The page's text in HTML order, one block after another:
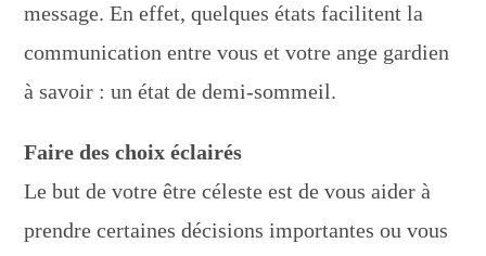
message. En effet, quelques états facilitent la
communication entre vous et votre ange gardien
à savoir : un état de demi-sommeil.
Faire des choix éclairés
Le but de votre être céleste est de vous aider à
prendre certaines décisions importantes ou vous